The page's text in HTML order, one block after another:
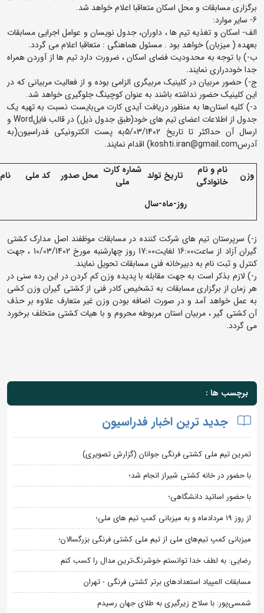
برگزاری مسابقات و محل اسکان متعاقبا اعلام خواهد شد.
6- سایر موارد:
الف- اسکان و تغذیه تیم ها ، داوران، جدول نویسان و عوامل اجرایی مسابقات
بعهده ( میزبان) خواهد بود . مسئول هماهنگی : متعاقبا اعلام می گردد.
ب-) با توجه به محدودیت فضای اسکان ، ضرورت دارد تیم ها از آوردن همراه
جدا خوددراری نمایند.
ج-) حضور مربیان در کلینیک مربیگری الزامی بوده و از فعالیت مربیانی که در
این کلینیک حضور نداشته باشند به عنوان کوچینگ جلوگیری خواهد شد.
د-) کلیه استان‌ها به منظور دریافت آیدی کارت می‌بایست نسبت به تهیه یک
جدول از اطلاعات اعضای تیم های خود(طبق جدول ذیل) در قالب فایلWord و
ارسال آن حداکثر تا تاریخ 5/03/1402به پست الکترونیکی فدراسیون(به
آدرسkoshti.iran@gmail.com) اقدام نمایند.
وزن
نام و نام
خانوادگی
تاریخ تولد شماره کارت
ملی
محل صدور کد ملی
روز-ماه-سال
ز-) سرپرستان تیم های شرکت کننده در مسابقات موظفند اصل مدارک کشتی
گیران آزاد از ساعت16:00 لغایت17:00 روز چهارشنبه مورخ 10/03/1402 ، جهت
کنترل و ثبت نام به دبیرخانه فنی مسابقات تحویل نمایند.
ر-) لازم بذکر است به جهت مقابله با پدیده وزن کم کردن در این رده سنی در
هر زمان از برگزاری مسابقات به تشخیص کادر فنی از کشتی گیران وزن کشی
به عمل خواهد آمد و در صورت اضافه بودن وزن غیر متعارف علاوه بر حذف
آن کشتی گیر ، مربیان استان مربوطه محروم و با هیات کشتی متخلف برخورد
می گردد.
برچسب ها :
جدید ترین اخبار فدراسیون
تمرین تیم ملی کشتی فرنگی جوانان (گزارش تصویری)
با حضور در خانه کشتی شیراز انجام شد؛
با حضور اساتید دانشگاهی؛
از روز 19 مردادماه و به میزبانی کمپ تیم های ملی؛
میزبانی کمپ تیم‌های ملی از تیم ملی کشتی فرنگی بزرگسالان؛
رضایی: به لطف خدا توانستم خوشرنگ‌ترین مدال را کسب کنم
مسابقات المپیاد استعدادهای برتر کشتی فرنگی - تهران
شمسی‌پور: با سلاح زیرگیری به طلای جهان رسیدم